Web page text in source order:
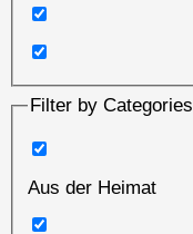
Filter by Categories
Aus der Heimat